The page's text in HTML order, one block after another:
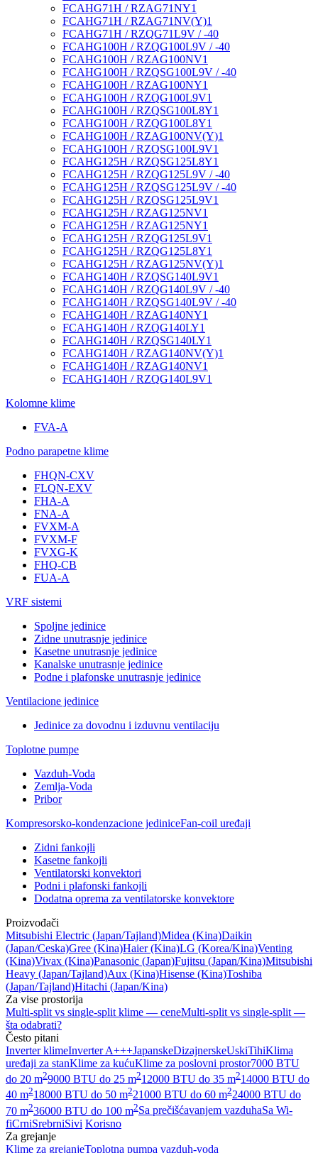
FCAHG71H / RZAG71NY1
FCAHG71H / RZAG71NV(Y)1
FCAHG71H / RZQG71L9V / -40
FCAHG100H / RZQG100L9V / -40
FCAHG100H / RZAG100NV1
FCAHG100H / RZQSG100L9V / -40
FCAHG100H / RZAG100NY1
FCAHG100H / RZQG100L9V1
FCAHG100H / RZQSG100L8Y1
FCAHG100H / RZQG100L8Y1
FCAHG100H / RZAG100NV(Y)1
FCAHG100H / RZQSG100L9V1
FCAHG125H / RZQSG125L8Y1
FCAHG125H / RZQG125L9V / -40
FCAHG125H / RZQSG125L9V / -40
FCAHG125H / RZQSG125L9V1
FCAHG125H / RZAG125NV1
FCAHG125H / RZAG125NY1
FCAHG125H / RZQG125L9V1
FCAHG125H / RZQG125L8Y1
FCAHG125H / RZAG125NV(Y)1
FCAHG140H / RZQSG140L9V1
FCAHG140H / RZQG140L9V / -40
FCAHG140H / RZQSG140L9V / -40
FCAHG140H / RZAG140NY1
FCAHG140H / RZQG140LY1
FCAHG140H / RZQSG140LY1
FCAHG140H / RZAG140NV(Y)1
FCAHG140H / RZAG140NV1
FCAHG140H / RZQG140L9V1
Kolomne klime
FVA-A
Podno parapetne klime
FHQN-CXV
FLQN-EXV
FHA-A
FNA-A
FVXM-A
FVXM-F
FVXG-K
FHQ-CB
FUA-A
VRF sistemi
Spoljne jedinice
Zidne unutrasnje jedinice
Kasetne unutrasnje jedinice
Kanalske unutrasnje jedinice
Podne i plafonske unutrasnje jedinice
Ventilacione jedinice
Jedinice za dovodnu i izduvnu ventilaciju
Toplotne pumpe
Vazduh-Voda
Zemlja-Voda
Pribor
Kompresorsko-kondenzacione jediniceFan-coil uređaji
Zidni fankojli
Kasetne fankojli
Ventilatorski konvektori
Podni i plafonski fankojli
Dodatna oprema za ventilatorske konvektore
Proizvođači
Mitsubishi Electric (Japan/Tajland)Midea (Kina)Daikin
(Japan/Ceska)Gree (Kina)Haier (Kina)LG (Korea/Kina)Venting
(Kina)Vivax (Kina)Panasonic (Japan)Fujitsu (Japan/Kina)Mitsubishi
Heavy (Japan/Tajland)Aux (Kina)Hisense (Kina)Toshiba
(Japan/Tajland)Hitachi (Japan/Kina)
Za vise prostorija
Multi-split vs single-split klime — ceneMulti-split vs single-split —
šta odabrati?
Često pitani
Inverter klimeInverter A+++JapanskeDizajnerskeUskiTihiKlima
uređaji za stanKlime za kućuKlime za poslovni prostor7000 BTU
do 20 m29000 BTU do 25 m212000 BTU do 35 m214000 BTU do
40 m218000 BTU do 50 m221000 BTU do 60 m224000 BTU do
70 m236000 BTU do 100 m2Sa prečišćavanjem vazduhaSa Wi-
fiCrniSrebrniSivi Korisno
Za grejanje
Klime za grejanjeToplotna pumpa vazduh-voda